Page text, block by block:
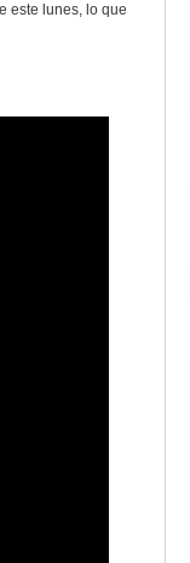
este lunes, lo que